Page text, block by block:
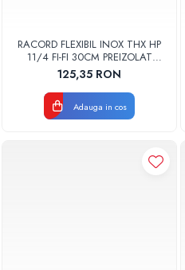
RACORD FLEXIBIL INOX THX HP
11/4 FI-FI 30CM PREIZOLAT
PENTRU POMPA DE CALDURA -
THX
125,35 RON
Adauga in cos